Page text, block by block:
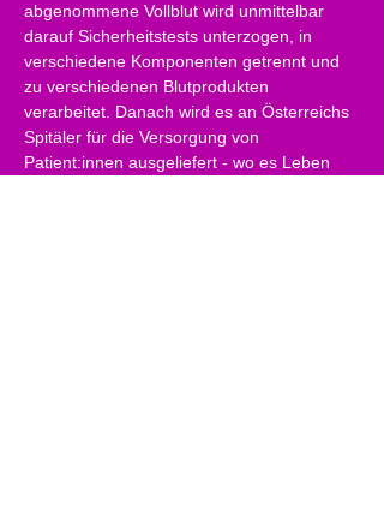
abgenommene Vollblut wird unmittelbar
darauf Sicherheitstests unterzogen, in
verschiedene Komponenten getrennt und
zu verschiedenen Blutprodukten
verarbeitet. Danach wird es an Österreichs
Spitäler für die Versorgung von
Patient:innen ausgeliefert - wo es Leben